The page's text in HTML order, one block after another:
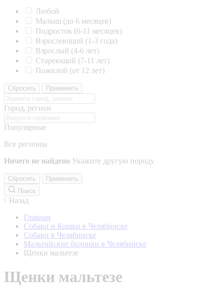
Любой
Малыш (до 6 месяцев)
Подросток (6-11 месяцев)
Взрослеющий (1-3 года)
Взрослый (4-6 лет)
Стареющий (7-11 лет)
Пожилой (от 12 лет)
Сбросить Применить
Город, регион
Популярные
Все регионы
Ничего не найдено Укажите другую породу
Сбросить
Применить
Поиск
Назад
Главная
Собаки и Кошки в Челябинске
Собаки в Челябинске
Мальтийские болонки в Челябинске
Щенки мальтезе
Щенки мальтезе